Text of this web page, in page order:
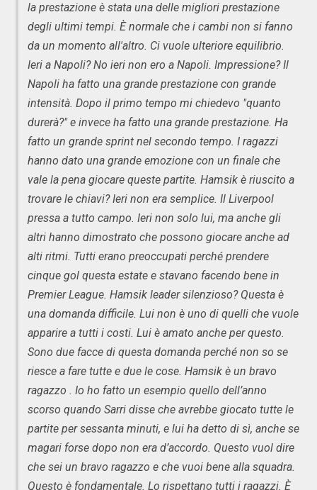
la prestazione è stata una delle migliori prestazione
degli ultimi tempi. È normale che i cambi non si fanno
da un momento all'altro. Ci vuole ulteriore equilibrio.
Ieri a Napoli? No ieri non ero a Napoli. Impressione? Il
Napoli ha fatto una grande prestazione con grande
intensità. Dopo il primo tempo mi chiedevo "quanto
durerà?" e invece ha fatto una grande prestazione. Ha
fatto un grande sprint nel secondo tempo. I ragazzi
hanno dato una grande emozione con un finale che
vale la pena giocare queste partite. Hamsik è riuscito a
trovare le chiavi? Ieri non era semplice. Il Liverpool
pressa a tutto campo. Ieri non solo lui, ma anche gli
altri hanno dimostrato che possono giocare anche ad
alti ritmi. Tutti erano preoccupati perché prendere
cinque gol questa estate e stavano facendo bene in
Premier League. Hamsik leader silenzioso? Questa è
una domanda difficile. Lui non è uno di quelli che vuole
apparire a tutti i costi. Lui è amato anche per questo.
Sono due facce di questa domanda perché non so se
riesce a fare tutte e due le cose. Hamsik è un bravo
ragazzo . Io ho fatto un esempio quello dell’anno
scorso quando Sarri disse che avrebbe giocato tutte le
partite per sessanta minuti, e lui ha detto di sì, anche se
magari forse dopo non era d’accordo. Questo vuol dire
che sei un bravo ragazzo e che vuoi bene alla squadra.
Questo è fondamentale. Lo rispettano tutti i ragazzi. È